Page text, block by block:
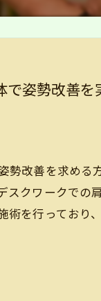
で姿勢改善
勢改善を求める
スクワークで
術を行っており